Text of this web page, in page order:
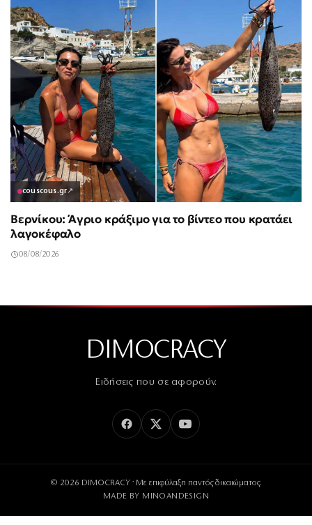
couscous.gr↗
Βερνίκου: Άγριο κράξιμο για το βίντεο που κρατάει
λαγοκέφαλο
08/08/2026
DIMOCRACY
Ειδήσεις που σε αφορούν.
© 2026 DIMOCRACY · Με επιφύλαξη παντός δικαιώματος.
MADE BY MINOANDESIGN